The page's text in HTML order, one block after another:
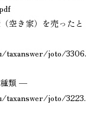
空き家）を売ったと
taxanswer/joto/3306.
種類 —
taxanswer/joto/3223.